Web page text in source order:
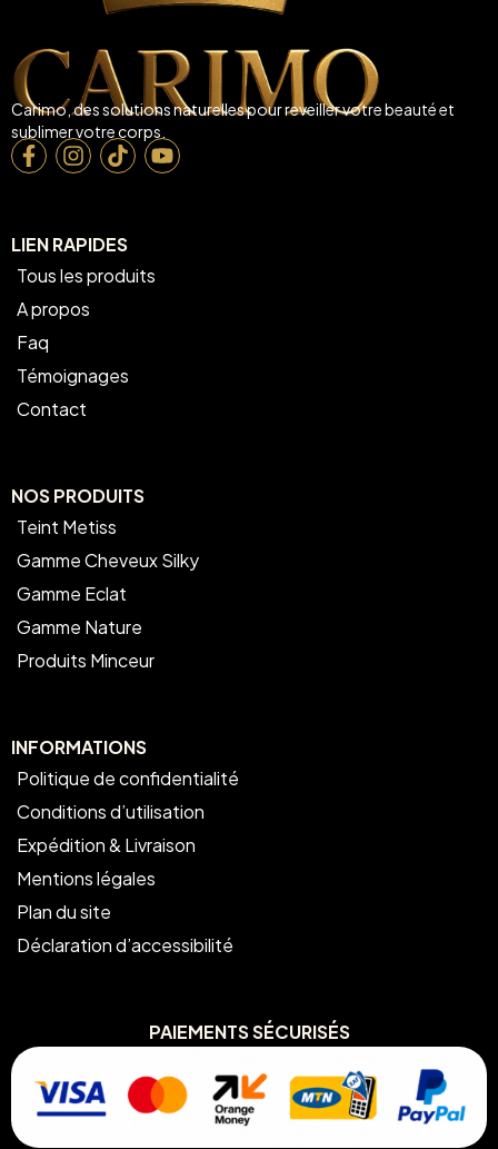
Carimo, des solutions naturelles pour reveiller votre beauté et
sublimer votre corps.
LIEN RAPIDES
Tous les produits
A propos
Faq
Témoignages
Contact
NOS PRODUITS
Teint Metiss
Gamme Cheveux Silky
Gamme Eclat
Gamme Nature
Produits Minceur
INFORMATIONS
Politique de confidentialité
Conditions d’utilisation
Expédition & Livraison
Mentions légales
Plan du site
Déclaration d’accessibilité
PAIEMENTS SÉCURISÉS